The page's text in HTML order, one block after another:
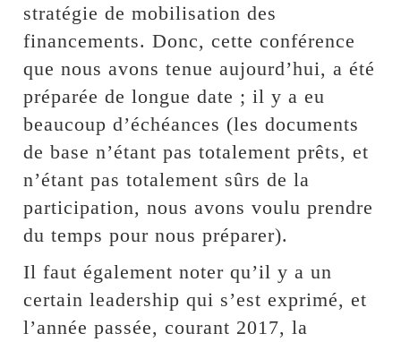
stratégie de mobilisation des
financements. Donc, cette conférence
que nous avons tenue aujourd’hui, a été
préparée de longue date ; il y a eu
beaucoup d’échéances (les documents
de base n’étant pas totalement prêts, et
n’étant pas totalement sûrs de la
participation, nous avons voulu prendre
du temps pour nous préparer).
Il faut également noter qu’il y a un
certain leadership qui s’est exprimé, et
l’année passée, courant 2017, la